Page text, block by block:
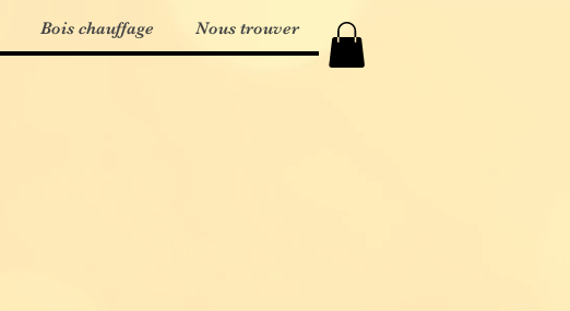
Bois chauffage Nous trouver